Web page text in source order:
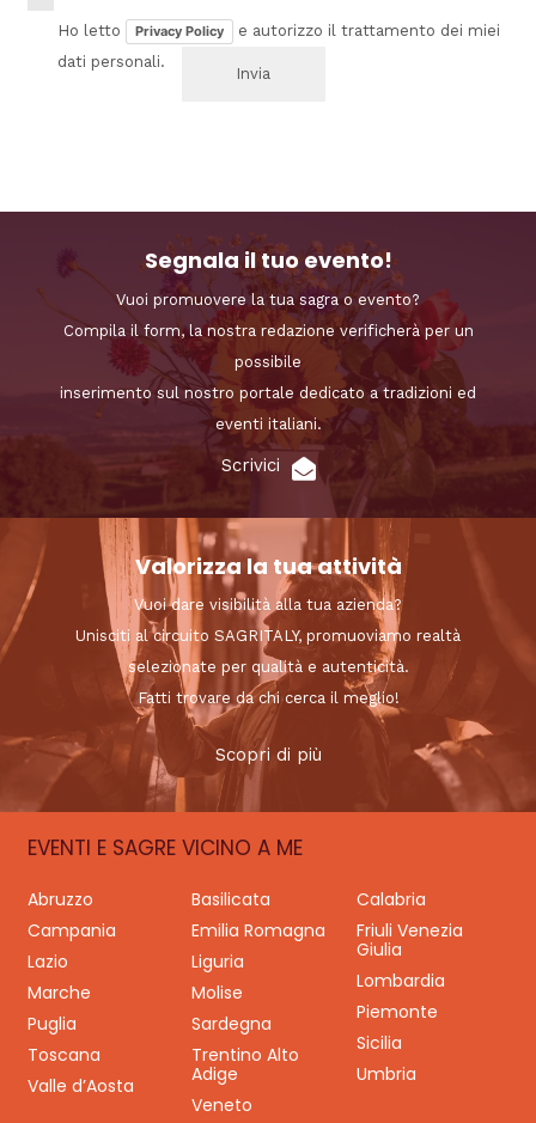
Ho letto Privacy Policy
e autorizzo il trattamento dei miei
dati personali.
Segnala il tuo evento!
Vuoi promuovere la tua sagra o evento?
Compila il form, la nostra redazione verificherà per un
possibile
inserimento sul nostro portale dedicato a tradizioni ed
eventi italiani.
Scrivici
Valorizza la tua attività
Vuoi dare visibilità alla tua azienda?
Unisciti al circuito SAGRITALY, promuoviamo realtà
selezionate per qualità e autenticità.
Fatti trovare da chi cerca il meglio!
Scopri di più
EVENTI E SAGRE VICINO A ME
Abruzzo Basilicata
Calabria
Campania
Emilia Romagna
Friuli Venezia
Giulia
Lazio
Liguria
Lombardia
Marche
Molise
Piemonte
Puglia
Sardegna
Sicilia
Toscana
Trentino Alto
Adige
Umbria
Valle d’Aosta
Veneto